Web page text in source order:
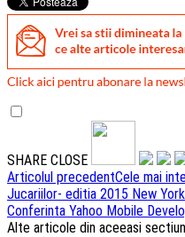
SHARE CLOSE
Navigare
articole
Articolul precedentCele mai
Jucariilor- editia 2015 New York
Conferinta Yahoo Mobile
Alte articole din aceeasi